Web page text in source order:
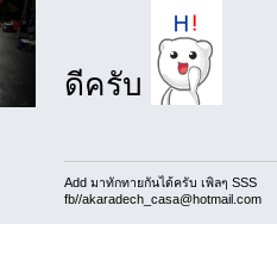
ดีครับ
Add มาทักทายกันได้ครับ เพิลๆ SSS
fb//akaradech_casa@hotmail.com